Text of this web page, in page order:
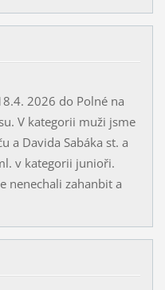
2026 do Polné na
V kategorii muži jsme
a Davida Sabáka st. a
v kategorii junioři.
nenechali zahanbit a